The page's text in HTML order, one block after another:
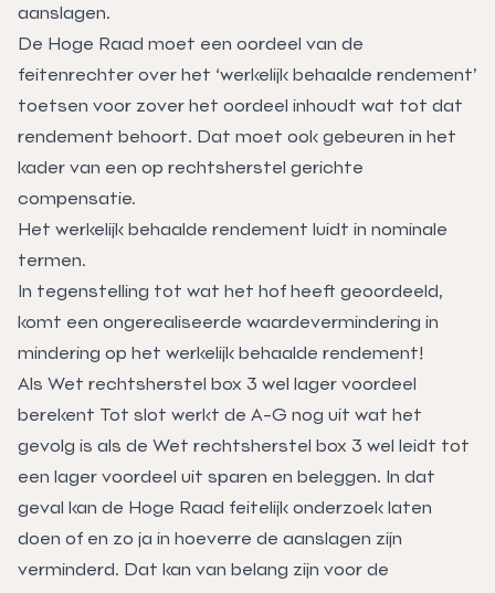
aanslagen.
De Hoge Raad moet een oordeel van de
feitenrechter over het ‘werkelijk behaalde rendement’
toetsen voor zover het oordeel inhoudt wat tot dat
rendement behoort. Dat moet ook gebeuren in het
kader van een op rechtsherstel gerichte
compensatie.
Het werkelijk behaalde rendement luidt in nominale
termen.
In tegenstelling tot wat het hof heeft geoordeeld,
komt een ongerealiseerde waardevermindering in
mindering op het werkelijk behaalde rendement!
Als Wet rechtsherstel box 3 wel lager voordeel
berekent Tot slot werkt de A-G nog uit wat het
gevolg is als de Wet rechtsherstel box 3 wel leidt tot
een lager voordeel uit sparen en beleggen. In dat
geval kan de Hoge Raad feitelijk onderzoek laten
doen of en zo ja in hoeverre de aanslagen zijn
verminderd. Dat kan van belang zijn voor de